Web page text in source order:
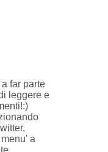
far parte
leggere e
a